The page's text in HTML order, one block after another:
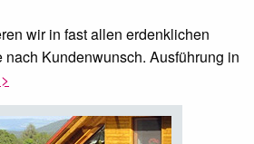
wir in fast allen erdenklichen
nach Kundenwunsch. Ausführung in